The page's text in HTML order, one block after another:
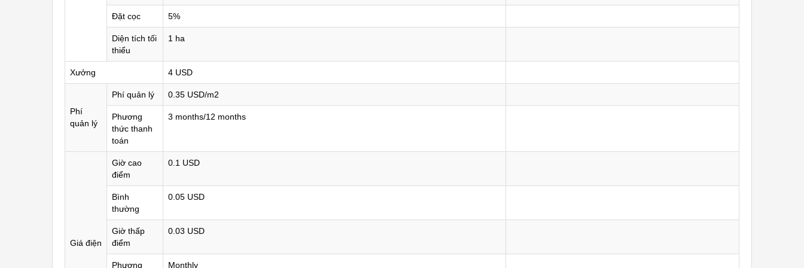
Đặt cọc 5%
Diện tích tối
thiểu
1 ha
Xưởng 4 USD
Phí
quản lý
Phí quản lý 0.35 USD/m2
Phương
thức thanh
toán
3 months/12 months
Giá điện
Giờ cao
điểm
0.1 USD
Bình
thường
0.05 USD
Giờ thấp
điểm
0.03 USD
Phương Monthly